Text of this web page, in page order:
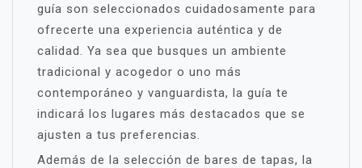
guía son seleccionados cuidadosamente para
ofrecerte una experiencia auténtica y de
calidad. Ya sea que busques un ambiente
tradicional y acogedor o uno más
contemporáneo y vanguardista, la guía te
indicará los lugares más destacados que se
ajusten a tus preferencias.
Además de la selección de bares de tapas, la